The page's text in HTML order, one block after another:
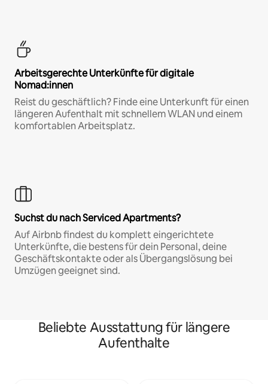
Arbeitsgerechte Unterkünfte für digitale
Nomad:innen
Reist du geschäftlich? Finde eine Unterkunft für einen
längeren Aufenthalt mit schnellem WLAN und einem
komfortablen Arbeitsplatz.
Suchst du nach Serviced Apartments?
Auf Airbnb findest du komplett eingerichtete
Unterkünfte, die bestens für dein Personal, deine
Geschäftskontakte oder als Übergangslösung bei
Umzügen geeignet sind.
Beliebte Ausstattung für längere
Aufenthalte